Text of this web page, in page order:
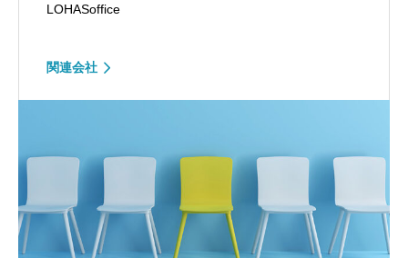
LOHASoffice
関連会社